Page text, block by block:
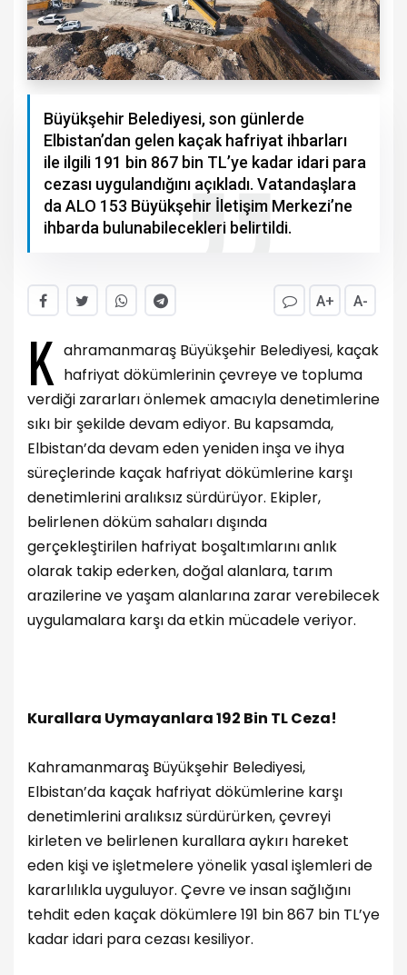
Büyükşehir Belediyesi, son günlerde
Elbistan’dan gelen kaçak hafriyat ihbarları
ile ilgili 191 bin 867 bin TL’ye kadar idari para
cezası uygulandığını açıkladı. Vatandaşlara
da ALO 153 Büyükşehir İletişim Merkezi’ne
ihbarda bulunabilecekleri belirtildi.
A+ A-
K ahramanmaraş Büyükşehir Belediyesi, kaçak
hafriyat dökümlerinin çevreye ve topluma
verdiği zararları önlemek amacıyla denetimlerine
sıkı bir şekilde devam ediyor. Bu kapsamda,
Elbistan’da devam eden yeniden inşa ve ihya
süreçlerinde kaçak hafriyat dökümlerine karşı
denetimlerini aralıksız sürdürüyor. Ekipler,
belirlenen döküm sahaları dışında
gerçekleştirilen hafriyat boşaltımlarını anlık
olarak takip ederken, doğal alanlara, tarım
arazilerine ve yaşam alanlarına zarar verebilecek
uygulamalara karşı da etkin mücadele veriyor.
Kurallara Uymayanlara 192 Bin TL Ceza!
Kahramanmaraş Büyükşehir Belediyesi,
Elbistan’da kaçak hafriyat dökümlerine karşı
denetimlerini aralıksız sürdürürken, çevreyi
kirleten ve belirlenen kurallara aykırı hareket
eden kişi ve işletmelere yönelik yasal işlemleri de
kararlılıkla uyguluyor. Çevre ve insan sağlığını
tehdit eden kaçak dökümlere 191 bin 867 bin TL’ye
kadar idari para cezası kesiliyor.